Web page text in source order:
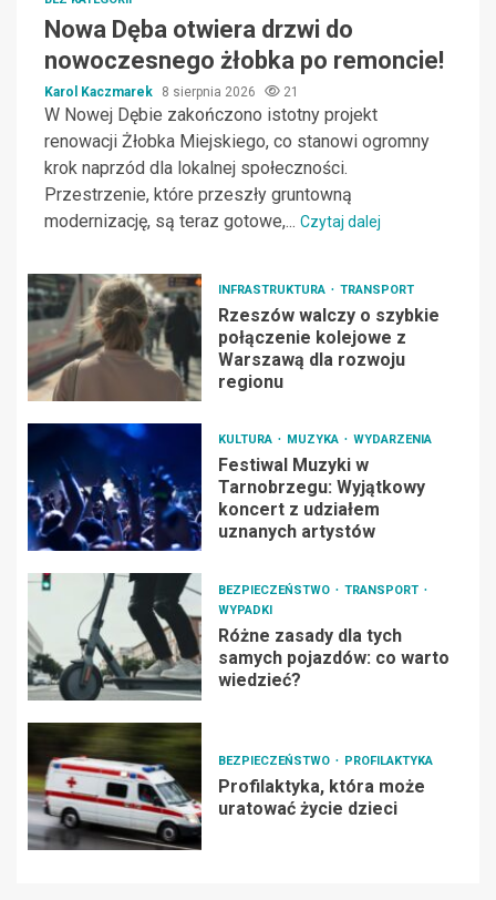
Nowa Dęba otwiera drzwi do
nowoczesnego żłobka po remoncie!
Karol Kaczmarek 8 sierpnia 2026 21
W Nowej Dębie zakończono istotny projekt
renowacji Żłobka Miejskiego, co stanowi ogromny
krok naprzód dla lokalnej społeczności.
Przestrzenie, które przeszły gruntowną
modernizację, są teraz gotowe,... Czytaj dalej
INFRASTRUKTURA TRANSPORT
Rzeszów walczy o szybkie
połączenie kolejowe z
Warszawą dla rozwoju
regionu
KULTURA MUZYKA WYDARZENIA
Festiwal Muzyki w
Tarnobrzegu: Wyjątkowy
koncert z udziałem
uznanych artystów
BEZPIECZEŃSTWO
TRANSPORT
WYPADKI
Różne zasady dla tych
samych pojazdów: co warto
wiedzieć?
BEZPIECZEŃSTWO PROFILAKTYKA
Profilaktyka, która może
uratować życie dzieci